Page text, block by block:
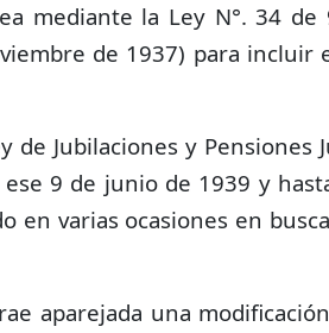
mediante la Ley N°. 34
de 1937) para incluir
Jubilaciones y Pensiones
9 de junio de 1939 y
en varias ocasiones en
aparejada una